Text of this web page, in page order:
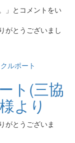
」とコメントをい
がとうございまし
ルポート
ト(三協
より
がとうございま